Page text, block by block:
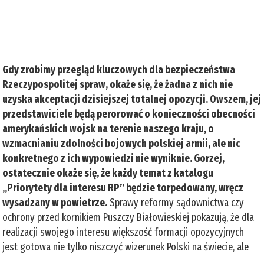
Gdy zrobimy przegląd kluczowych dla bezpieczeństwa
Rzeczypospolitej spraw, okaże się, że żadna z nich nie
uzyska akceptacji dzisiejszej totalnej opozycji. Owszem, jej
przedstawiciele będą perorować o konieczności obecności
amerykańskich wojsk na terenie naszego kraju, o
wzmacnianiu zdolności bojowych polskiej armii, ale nic
konkretnego z ich wypowiedzi nie wyniknie. Gorzej,
ostatecznie okaże się, że każdy temat z katalogu
„Priorytety dla interesu RP” będzie torpedowany, wręcz
wysadzany w powietrze.Sprawy reformy sądownictwa czy
ochrony przed kornikiem Puszczy Białowieskiej pokazują, że dla
realizacji swojego interesu większość formacji opozycyjnych
jest gotowa nie tylko niszczyć wizerunek Polski na świecie, ale